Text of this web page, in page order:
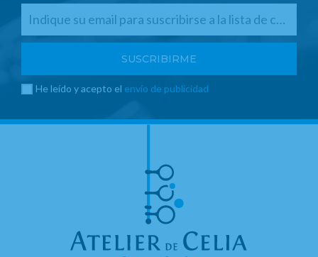
He leído y acepto el envío de publicidad